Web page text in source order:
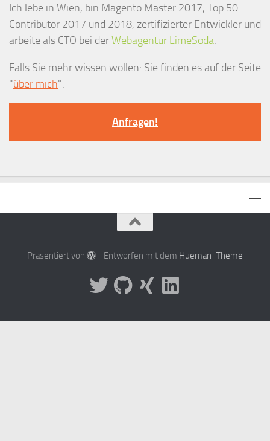
Ich lebe in Wien, bin Magento Master 2017, Top 50
Contributor 2017 und 2018, zertifizierter Entwickler und
arbeite als CTO bei derWebagentur LimeSoda.
Falls Sie mehr wissen wollen: Sie finden es auf der Seite
"über mich".
Anfragen!
Präsentiert von - Entworfen mit dem Hueman-Theme